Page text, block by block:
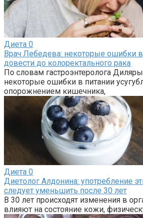
Диета 0
Врач Лебедева: некоторые ошибки в
довести до колоректального рака
По словам гастроэнтеролога
некоторые ошибки в питании
опорожнением кишечника,
Диета 0
Диетолог Алдонина: употребление
следует уменьшить после 30 лет
В 30 лет происходят изменения в
влияют на состояние кожи,